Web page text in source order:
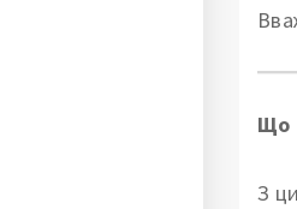
Що
З